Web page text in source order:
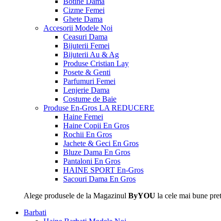
Cizme Femei
Ghete Dama
Accesorii Modele Noi
Ceasuri Dama
Bijuterii Femei
Bijuterii Au & Ag
Produse Cristian Lay
Posete & Genti
Parfumuri Femei
Lenjerie Dama
Costume de Baie
Produse En-Gros LA REDUCERE
Haine Femei
Haine Copii En Gros
Rochii En Gros
Jachete & Geci En Gros
Bluze Dama En Gros
Pantaloni En Gros
HAINE SPORT En-Gros
Sacouri Dama En Gros
Alege produsele de la Magazinul ByYOU la cele mai bune
Barbati